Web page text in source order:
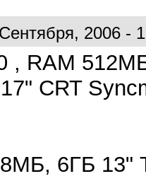
2006 -
, RAM
CRT
6ГБ 13"